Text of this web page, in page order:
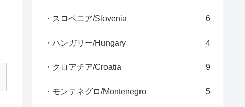
・スロベニア/Slovenia 6
・ハンガリー/Hungary 4
・クロアチア/Croatia 9
・モンテネグロ/Montenegro 5